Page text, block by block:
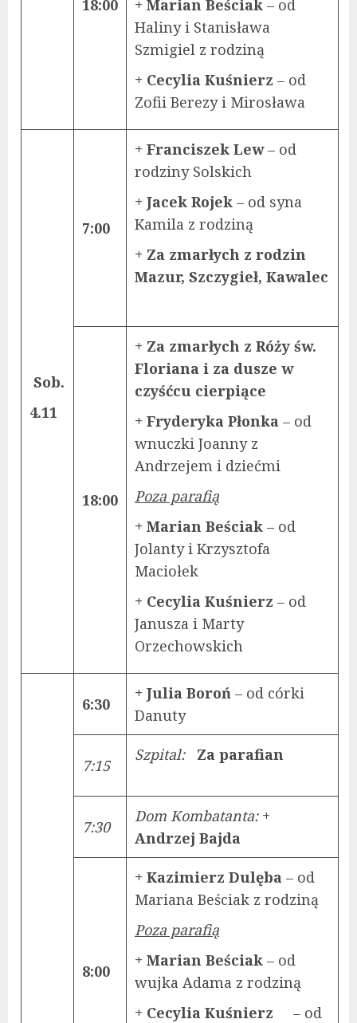
18:00 + Marian Beściak – od
Haliny i Stanisława
Szmigiel z rodziną
+ Cecylia Kuśnierz – od
Zofii Berezy i Mirosława
Sob.
4.11
7:00
+ Franciszek Lew– od
rodziny Solskich
+ Jacek Rojek – od syna
Kamila z rodziną
+ Za zmarłych z rodzin
Mazur, Szczygieł, Kawalec
18:00
+ Za zmarłych z Róży św.
Floriana i za dusze w
czyśćcu cierpiące
+ Fryderyka Płonka – od
wnuczki Joanny z
Andrzejem i dziećmi
Poza parafią
+ Marian Beściak – od
Jolanty i Krzysztofa
Maciołek
+ Cecylia Kuśnierz – od
Janusza i Marty
Orzechowskich
6:30
+ Julia Boroń – od córki
Danuty
7:15
Szpital: Za parafian
7:30
Dom Kombatanta: +
Andrzej Bajda
8:00
+ Kazimierz Dulęba – od
Mariana Beściak z rodziną
Poza parafią
+ Marian Beściak – od
wujka Adama z rodziną
+ Cecylia Kuśnierz – od